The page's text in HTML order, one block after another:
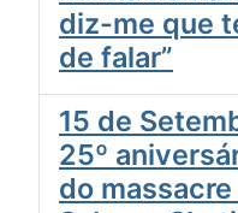
diz-me que
de falar”
15 de
25º
do